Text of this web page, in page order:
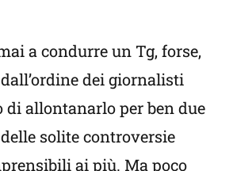
a condurre un Tg, forse,
dei giornalisti
di allontanarlo per ben due
solite controversie
ai più. Ma poco